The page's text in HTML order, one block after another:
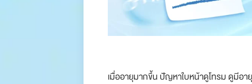
เมื่ออายุมากขึ้น ปัญหาใบหน้าดูโทรม ดูมีอ